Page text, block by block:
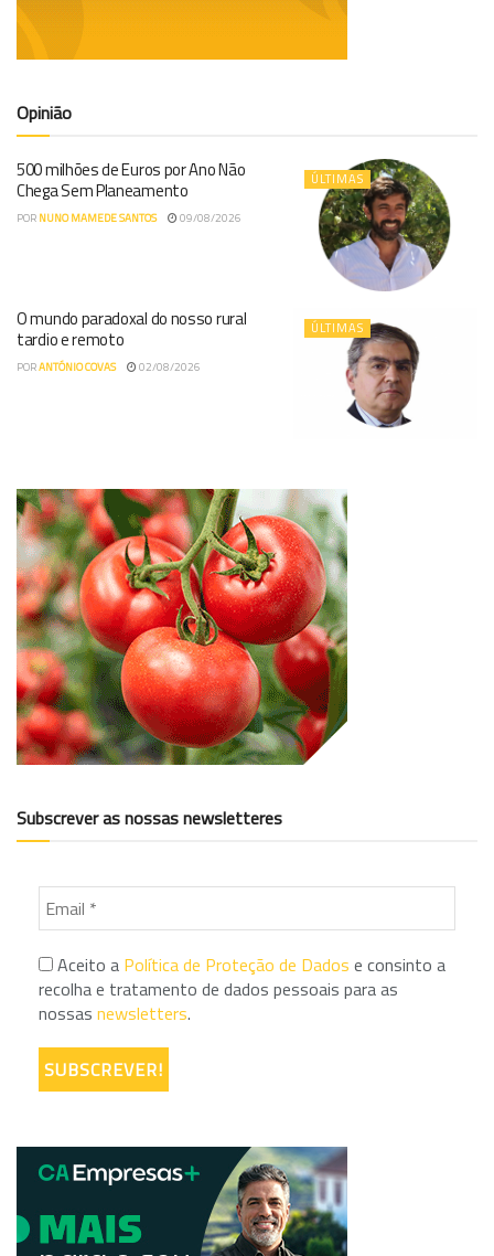
Opinião
ÚLTIMAS
500 milhões de Euros por Ano Não
Chega Sem Planeamento
POR NUNO MAMEDE SANTOS 09/08/2026
ÚLTIMAS
O mundo paradoxal do nosso rural
tardio e remoto
PORANTÓNIO COVAS 02/08/2026
Subscrever as nossas newsletteres
Aceito a Política de Proteção de Dados e consinto a
recolha e tratamento de dados pessoais para as
nossas newsletters.